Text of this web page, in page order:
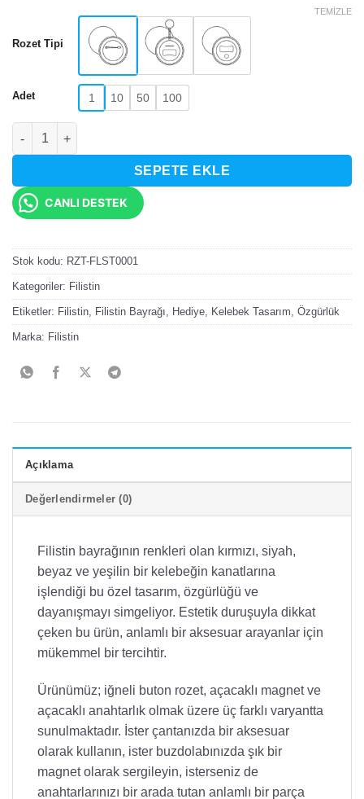
Rozet Tipi
Adet 1 10 50 100
TEMIZLE
Filistin Bayrağı Desenli Kelebek Tasarımlı Rozet adet
SEPETE EKLE
CANLI DESTEK
Stok kodu: RZT-FLST0001
Kategoriler: Filistin
Etiketler: Filistin, Filistin Bayrağı, Hediye, Kelebek Tasarım, Özgürlük
Marka: Filistin
Açıklama
Değerlendirmeler (0)
Filistin bayrağının renkleri olan kırmızı, siyah,
beyaz ve yeşilin bir kelebeğin kanatlarına
işlendiği bu özel tasarım, özgürlüğü ve
dayanışmayı simgeliyor. Estetik duruşuyla dikkat
çeken bu ürün, anlamlı bir aksesuar arayanlar için
mükemmel bir tercihtir.
Ürünümüz; iğneli buton rozet, açacaklı magnet ve
açacaklı anahtarlık olmak üzere üç farklı varyantta
sunulmaktadır. İster çantanızda bir aksesuar
olarak kullanın, ister buzdolabınızda şık bir
magnet olarak sergileyin, isterseniz de
anahtarlarınızı bir arada tutan anlamlı bir parça